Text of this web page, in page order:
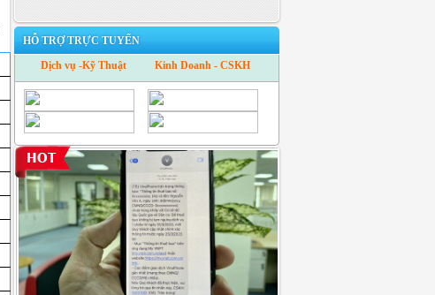
HỖ TRỢ TRỰC TUYẾN
Dịch vụ -Kỹ Thuật
Kinh Doanh - CSKH